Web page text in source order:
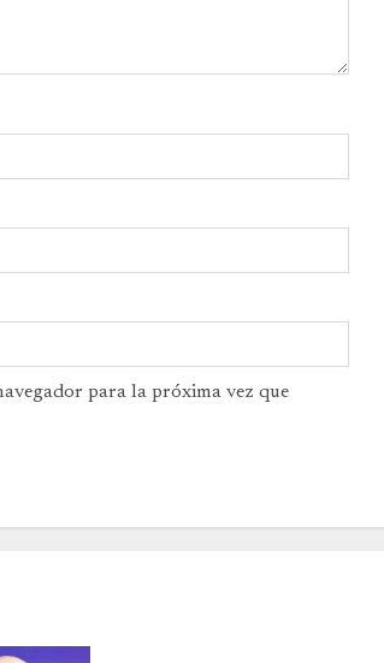
para la próxima vez que